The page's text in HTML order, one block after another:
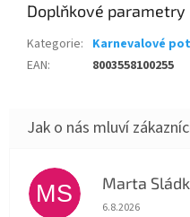
Doplňkové parametry
Kategorie: Karnevalové
EAN: 8003558100255
MS Marta
Hodnocení
6.8.2026